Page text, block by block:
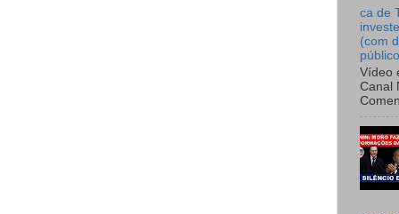
ca de
(com
Vídeo
Canal